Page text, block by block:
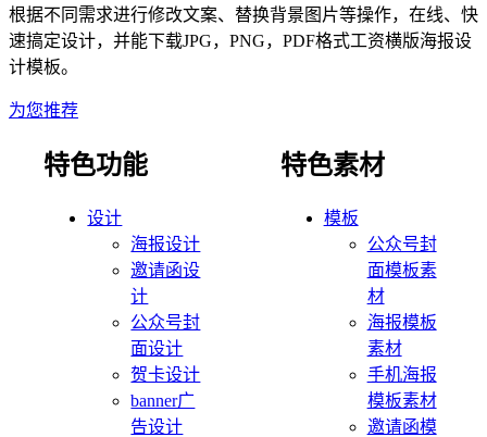
根据不同需求进行修改文案、替换背景图片等操作，在线、快
速搞定设计，并能下载JPG，PNG，PDF格式工资横版海报设
计模板。
为您推荐
特色功能
设计
海报设计
邀请函设
计
公众号封
面设计
贺卡设计
banner广
告设计
特色素材
模板
公众号封
面模板素
材
海报模板
素材
手机海报
模板素材
邀请函模